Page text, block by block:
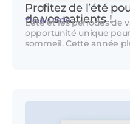
Profitez de l’été
de vos patients !
17 juillet 2026
L’été et les périodes de
opportunité unique
sommeil. Cette année